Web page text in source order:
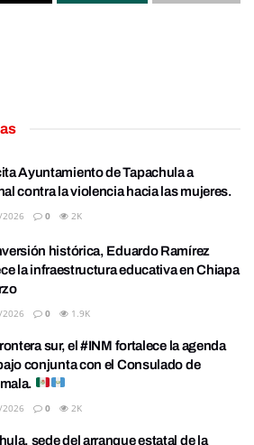
Ayuntamiento de Tapachula a
contra la violencia hacia las mujeres.
0 2K
histórica, Eduardo Ramírez
la infraestructura educativa en Chiapa
0 1.9K
sur, el #INM fortalece la agenda
conjunta con el Consulado de
0 2K
sede del arranque estatal de la